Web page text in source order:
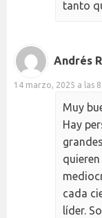
tanto
Andrés
14 marzo, 2025 a las
Muy
Hay
cada
líder.